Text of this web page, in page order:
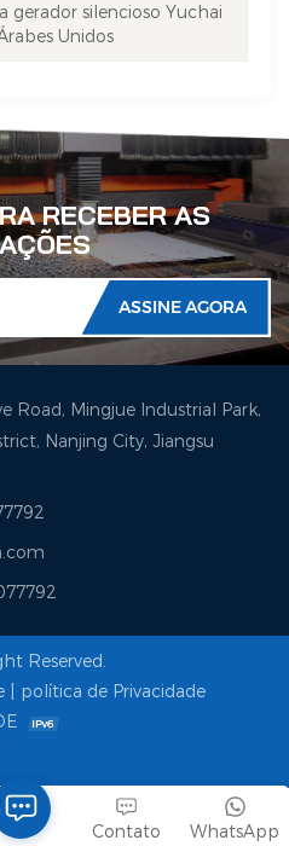
gerador silencioso Yuchai
Unidos
RECEBER AS
Road, Mingjue Industrial Park,
Nanjing City, Jiangsu
Reserved.
política de Privacidade
WhatsApp
Contato